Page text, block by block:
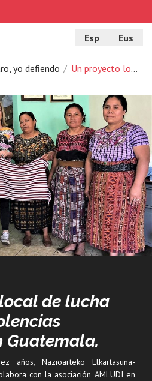
Esp Eus
yo defiendo Un proyecto local de lucha contra las violencias machistas en Guatemala
de lucha
Guatemala.
años, Nazioarteko Elkartasuna-
con la asociación AMLUDI en